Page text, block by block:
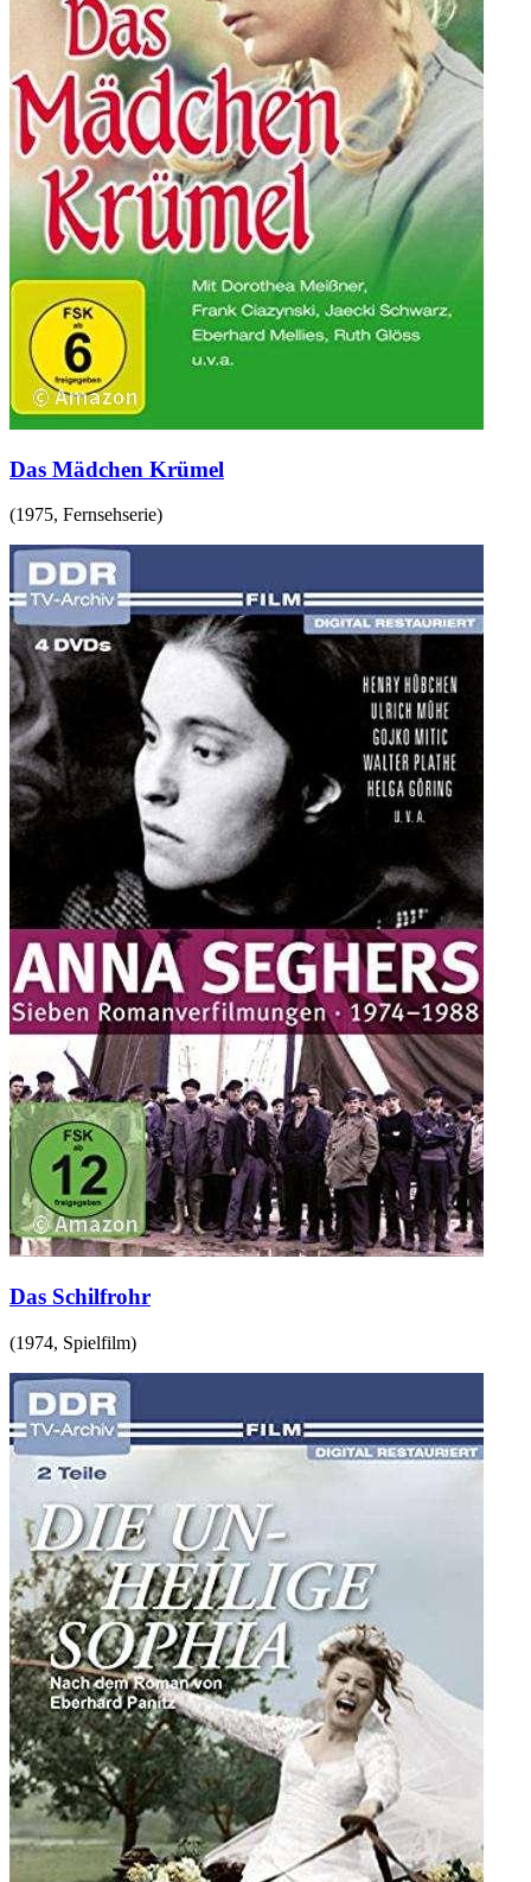
Das Mädchen Krümel
(1975, Fernsehserie)
Das Schilfrohr
(1974, Spielfilm)